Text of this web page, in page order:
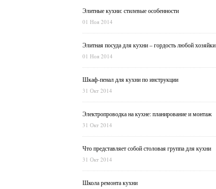
Элитные кухни: стилевые особенности
01 Ноя 2014
Элитная посуда для кухни – гордость любой хозяйки
01 Ноя 2014
Шкаф-пенал для кухни по инструкции
31 Окт 2014
Электропроводка на кухне: планирование и монтаж
31 Окт 2014
Что представляет собой столовая группа для кухни
31 Окт 2014
Школа ремонта кухни